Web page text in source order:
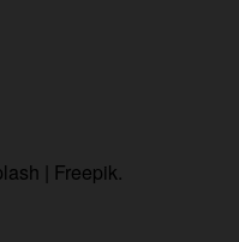
| Freepik.